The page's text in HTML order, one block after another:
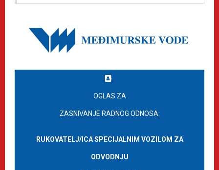
OGLAS ZA
ZASNIVANJE RADNOG ODNOSA:
RUKOVATELJ/ICA SPECIJALNIM VOZILOM ZA
ODVODNJU